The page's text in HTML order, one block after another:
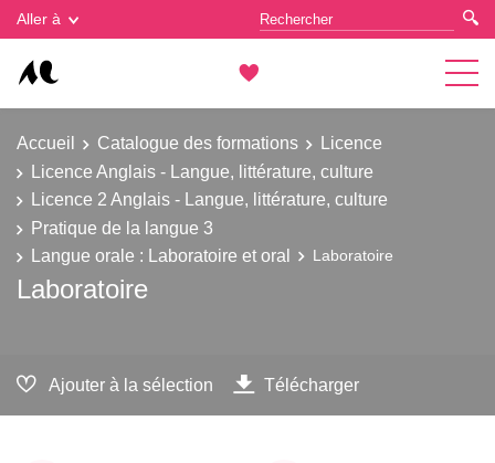
Aller à
Accueil Catalogue des formations
Licence
Licence Anglais - Langue, littérature, culture
Licence 2 Anglais - Langue, littérature, culture
Pratique de la langue 3
Langue orale : Laboratoire et oral
Laboratoire
Laboratoire
Ajouter à la sélection Télécharger
Gestion des cookies